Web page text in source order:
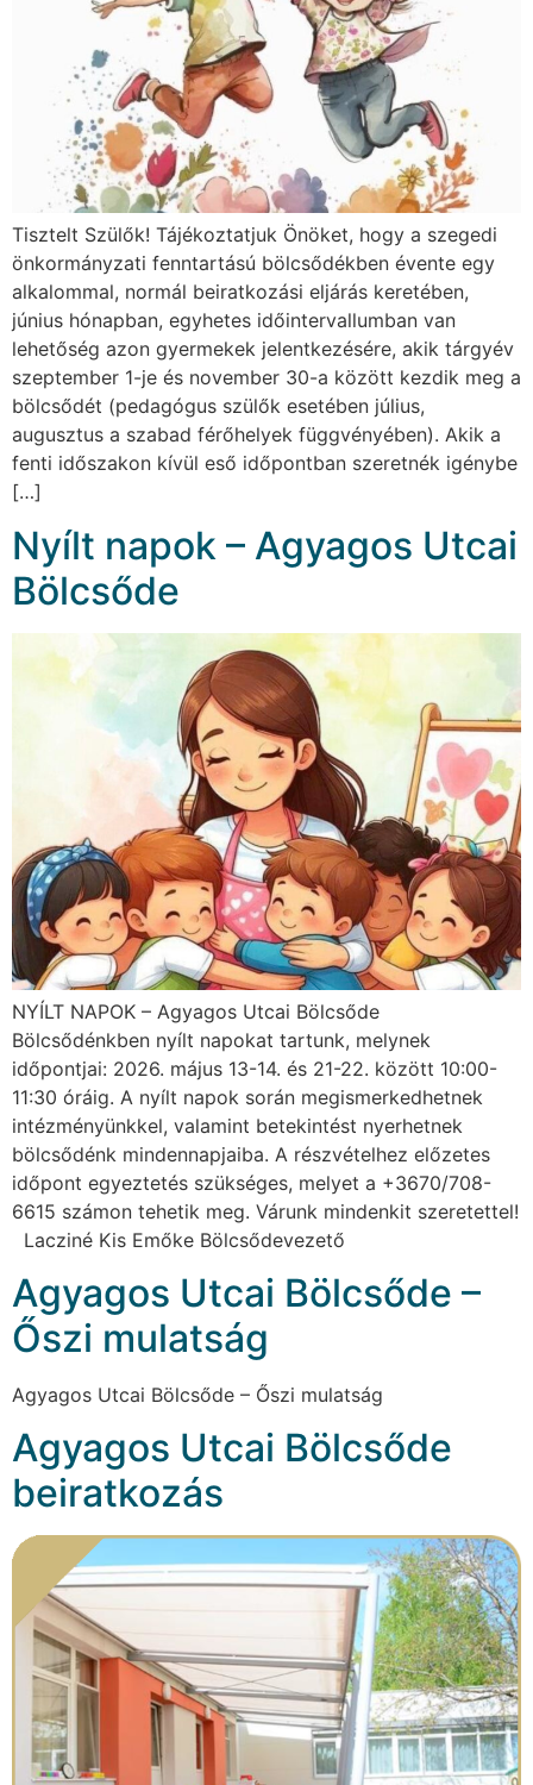
Tisztelt Szülők! Tájékoztatjuk Önöket, hogy a szegedi
önkormányzati fenntartású bölcsődékben évente egy
alkalommal, normál beiratkozási eljárás keretében,
június hónapban, egyhetes időintervallumban van
lehetőség azon gyermekek jelentkezésére, akik tárgyév
szeptember 1-je és november 30-a között kezdik meg a
bölcsődét (pedagógus szülők esetében július,
augusztus a szabad férőhelyek függvényében). Akik a
fenti időszakon kívül eső időpontban szeretnék igénybe
[…]
Nyílt napok – Agyagos Utcai
Bölcsőde
NYÍLT NAPOK – Agyagos Utcai Bölcsőde
Bölcsődénkben nyílt napokat tartunk, melynek
időpontjai: 2026. május 13-14. és 21-22. között 10:00-
11:30 óráig. A nyílt napok során megismerkedhetnek
intézményünkkel, valamint betekintést nyerhetnek
bölcsődénk mindennapjaiba. A részvételhez előzetes
időpont egyeztetés szükséges, melyet a +3670/708-
6615 számon tehetik meg. Várunk mindenkit szeretettel!
Lacziné Kis Emőke Bölcsődevezető
Agyagos Utcai Bölcsőde –
Őszi mulatság
Agyagos Utcai Bölcsőde – Őszi mulatság
Agyagos Utcai Bölcsőde
beiratkozás